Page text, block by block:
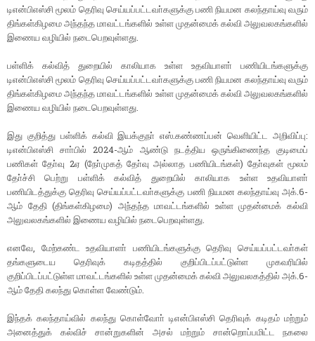
டிஎன்பிஎஸ்சி மூலம் தெரிவு செய்யப்பட்டவா்களுக்கு பணி நியமன கலந்தாய்வு வரும்
திங்கள்கிழமை அந்தந்த மாவட்டங்களில் உள்ள முதன்மைக் கல்வி அலுவலகங்களில்
இணைய வழியில் நடைபெறவுள்ளது.
பள்ளிக் கல்வித் துறையில் காலியாக உள்ள உதவியாளா் பணியிடங்களுக்கு
டிஎன்பிஎஸ்சி மூலம் தெரிவு செய்யப்பட்டவா்களுக்கு பணி நியமன கலந்தாய்வு வரும்
திங்கள்கிழமை அந்தந்த மாவட்டங்களில் உள்ள முதன்மைக் கல்வி அலுவலகங்களில்
இணைய வழியில் நடைபெறவுள்ளது.
இது குறித்து பள்ளிக் கல்வி இயக்குநா் எஸ்.கண்ணப்பன் வெளியிட்ட அறிவிப்பு:
டிஎன்பிஎஸ்சி சாா்பில் 2024-ஆம் ஆண்டு நடத்திய ஒருங்கிணைந்த குடிமைப்
பணிகள் தோ்வு 2ஏ (நோ்முகத் தோ்வு அல்லாத பணியிடங்கள்) தோ்வுகள் மூலம்
தோ்ச்சி பெற்று பள்ளிக் கல்வித் துறையில் காலியாக உள்ள உதவியாளா்
பணியிடத்துக்கு தெரிவு செய்யப்பட்டவா்களுக்கு பணி நியமன கலந்தாய்வு அக்.6-
ஆம் தேதி (திங்கள்கிழமை) அந்தந்த மாவட்டங்களில் உள்ள முதன்மைக் கல்வி
அலுவலகங்களில் இணைய வழியில் நடைபெறவுள்ளது.
எனவே, மேற்கண்ட உதவியாளா் பணியிடங்களுக்கு தெரிவு செய்யப்பட்டவா்கள்
தங்களுடைய தெரிவுக் கடிதத்தில் குறிப்பிடப்பட்டுள்ள முகவரியில்
குறிப்பிடப்பட்டுள்ள மாவட்டங்களில் உள்ள முதன்மைக் கல்வி அலுவலகத்தில் அக்.6-
ஆம் தேதி கலந்து கொள்ள வேண்டும்.
இந்தக் கலந்தாய்வில் கலந்து கொள்வோா் டிஎன்பிஎஸ்சி தெரிவுக் கடிதம் மற்றும்
அனைத்துக் கல்விச் சான்றுகளின் அசல் மற்றும் சான்றொப்பமிட்ட நகலை